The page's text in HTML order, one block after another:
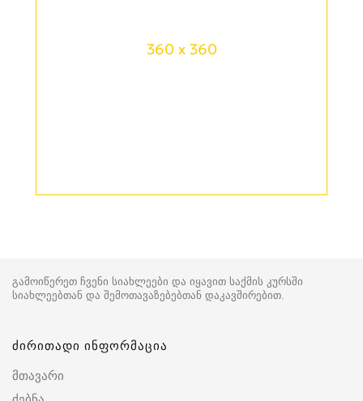
360 x 360
გამოიწერეთ ჩვენი სიახლეები და იყავით საქმის კურსში
სიახლეებთან და შემოთავაზებებთან დაკავშირებით.
ძირითადი ინფორმაცია
მთავარი